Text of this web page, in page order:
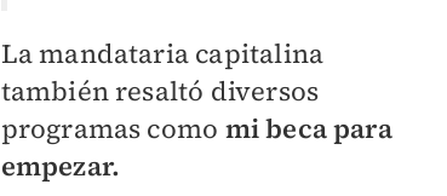
La mandataria capitalina
también resaltó diversos
programas como mi beca para
empezar.